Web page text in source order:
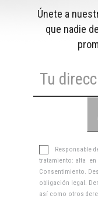
Únete a
que nadie
Responsable
tratamiento: alta en
Consentimiento.
obligación legal.
así como otros